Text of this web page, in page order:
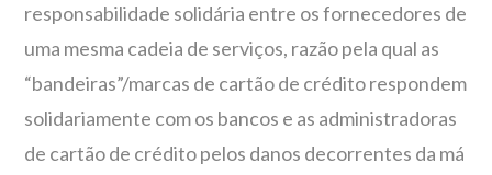
responsabilidade solidária entre os fornecedores de
uma mesma cadeia de serviços, razão pela qual as
“bandeiras”/marcas de cartão de crédito respondem
solidariamente com os bancos e as administradoras
de cartão de crédito pelos danos decorrentes da má